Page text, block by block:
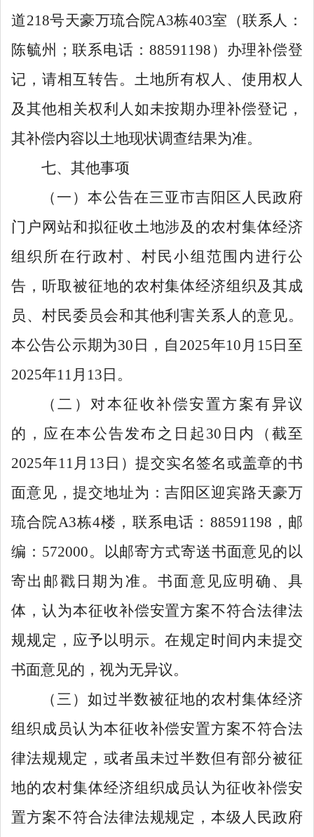
道218号天豪万琉合院A3栋403室 （联系人：
陈毓州；联系电话： 88591198 ）
办理补偿登
记， 请相互转告。土地所有权人、使用权人
及其他相关权利人如未按期办理补偿登记，
其补偿内容以土地现状调查结果为准。
七、其他事项
（一） 本公告在三亚市吉阳区人民政府
门户网站和拟征收土地涉及的农村集体经济
组织所在行政村、村民小组范围内进行公
告，听取被征地的农村集体经济组织及其成
员、村民委员会和其他利害关系人的意见。
本公告公示期为30 日， 自 2025年10 月 1 5 日至
2025年11 月 1 3 日 。
（二） 对本征收补偿安置方案有异议
的，应在本公告发布之日起 30 日内（截至
2025年11 月 1 3 日）提交实名签名或盖章的书
面意见，提交地址为：吉阳区迎宾路天豪万
琉合院A3栋4楼，联系电话： 88591198 ， 邮
编： 572000。以邮寄方式寄送书面意见的以
寄出邮戳日期为准。书面意见应明确、具
体，认为本征收补偿安置方案不符合法律法
规规定，应予以明示。在规定时间内未提交
书面意见的，视为无异议。
（三）如过半数被征地的农村集体经济
组织成员认为本征收补偿安置方案不符合法
律法规规定，或者虽未过半数但有部分被征
地的农村集体经济组织成员认为征收补偿安
置方案不符合法律法规规定，本级人民政府